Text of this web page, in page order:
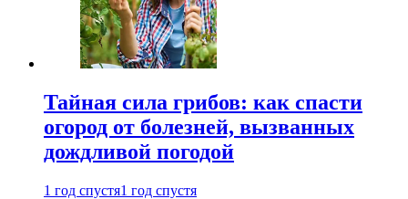
Тайная сила грибов: как спасти
огород от болезней, вызванных
дождливой погодой
1 год спустя1 год спустя